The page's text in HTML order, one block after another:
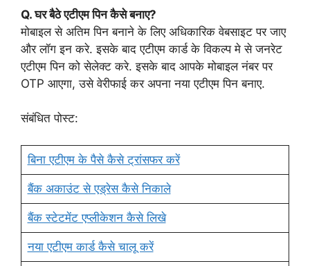
Q. घर बैठे एटीएम पिन कैसे बनाए?
मोबाइल से अतिम पिन बनाने के लिए अधिकारिक वेबसाइट पर जाए
और लॉग इन करे. इसके बाद एटीएम कार्ड के विकल्प मे से जनरेट
एटीएम पिन को सेलेक्ट करे. इसके बाद आपके मोबाइल नंबर पर
OTP आएगा, उसे वेरीफाई कर अपना नया एटीएम पिन बनाए.
संबंधित पोस्ट:
बिना एटीएम के पैसे कैसे ट्रांसफर करें
बैंक अकाउंट से एड्रेस कैसे निकाले
बैंक स्टेटमेंट एप्लीकेशन कैसे लिखे
नया एटीएम कार्ड कैसे चालू करें